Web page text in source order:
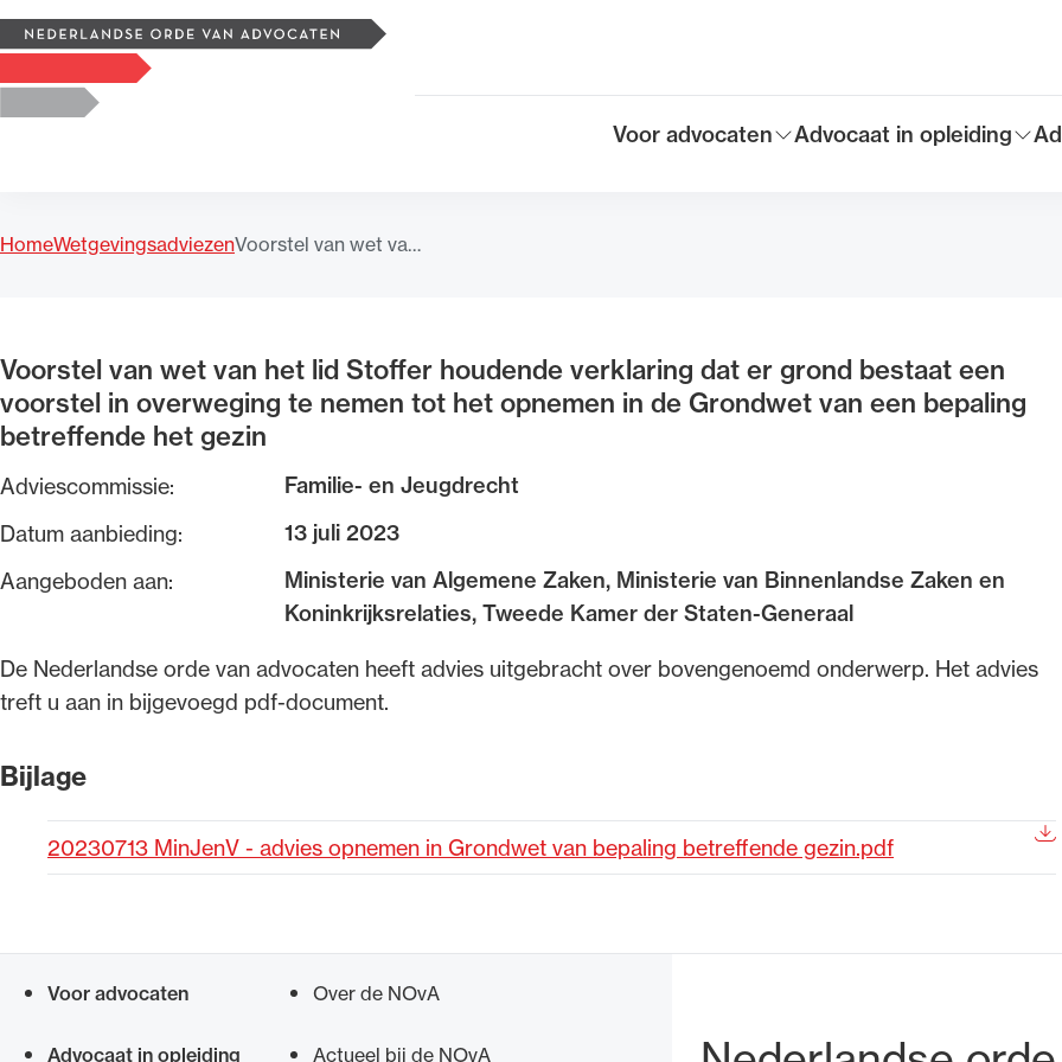
Logo, to the homepage
Toon submenu voor
Voor advocaten
Toon submenu voor
Advocaat in opleiding
HomeWetgevingsadviezenVoorstel van wet va…
Voorstel van wet van het lid Stoffer houdende verklaring dat er grond bestaat een
voorstel in overweging te nemen tot het opnemen in de Grondwet van een bepaling
betreffende het gezin
Adviescommissie: Familie- en Jeugdrecht
Datum aanbieding: 13 juli 2023
Aangeboden aan:
Ministerie van Algemene Zaken, Ministerie van Binnenlandse Zaken en
Koninkrijksrelaties, Tweede Kamer der Staten-Generaal
​De Nederlandse orde van advocaten heeft advies uitgebracht over bovengenoemd onderwerp. Het advies
treft u aan in bijgevoegd pdf-document.
Bijlage
20230713 MinJenV - advies opnemen in Grondwet van bepaling betreffende gezin.pdf
Voor advocaten
Advocaat in opleiding
Over de NOvA
Actueel bij de NOvA
Zoeken
Uitgelicht
Alle wet- en regelgeving voor de advocatuur. Van de
Advocatenwet tot de Verordening op de advocatuur
Ondersteuning voor
beroepsuitoefening: